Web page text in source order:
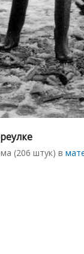
(206 штук) в